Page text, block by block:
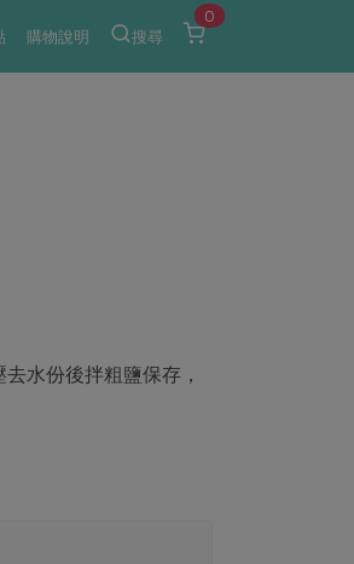
購物說明 搜尋
0
水份後拌粗鹽保存，